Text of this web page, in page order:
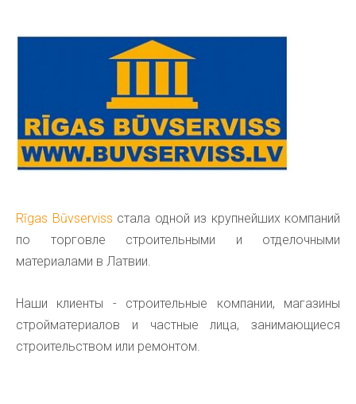
Rīgas Būvserviss стала одной из крупнейших компаний
по торговле строительными и отделочными
материалами в Латвии.
Наши клиенты - строительные компании, магазины
стройматериалов и частные лица, занимающиеся
строительством или ремонтом.